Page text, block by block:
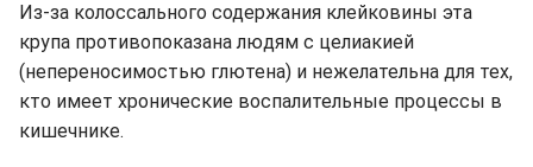
Из-за колоссального содержания клейковины эта
крупа противопоказана людям с целиакией
(непереносимостью глютена) и нежелательна для тех,
кто имеет хронические воспалительные процессы в
кишечнике.